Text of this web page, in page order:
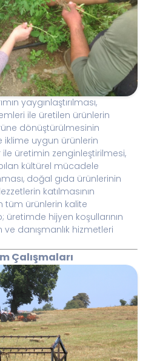
yaygınlaştırılması,
ile üretilen ürünlerin
dönüştürülmesinin
iklime uygun ürünlerin
üretimin zenginleştirilmesi,
kültürel mücadele
doğal gıda ürünlerinin
katılmasının
tüm ürünlerin kalite
üretimde hijyen koşullarının
danışmanlık hizmetleri
Çalışmaları